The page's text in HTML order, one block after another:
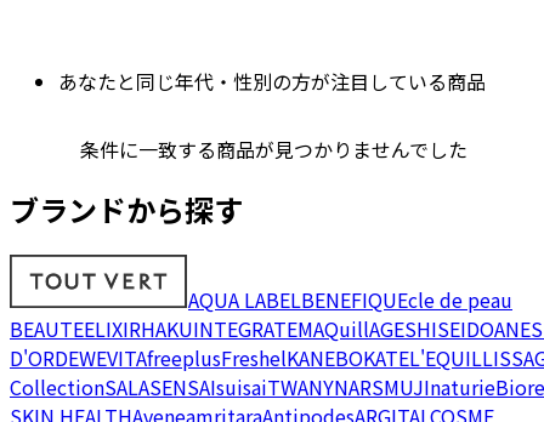
あなたと同じ年代・性別の方が注目している商品
条件に一致する商品が見つかりませんでした
ブランドから探す
AQUA LABELBENEFIQUEcle de peau
BEAUTEELIXIRHAKUINTEGRATEMAQuillAGESHISEIDO
D'ORDEWEVITAfreeplusFreshelKANEBOKATEL'EQUIL
CollectionSALASENSAIsuisaiTWANYNARSMUJInaturieBiore
SKIN HEALTHAveneamritaraAntipodesARGITALCOSME